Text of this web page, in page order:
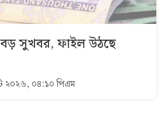
বড় সুখবর, ফাইল উঠছে
২০২৬, ০৪:১০ পিএম